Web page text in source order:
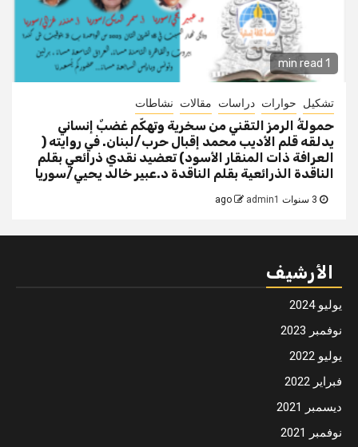
1 min read
تشكيل حوارات دراسات مقالات نشاطات
حمولةُ الرمز التقني من سخرية وتهكّم غضبٌ إنساني
يدلقه قلم الأديب محمد إقبال حرب/لبنان. في روايته (
العرافة ذات المنقار الأسود) تعضيد نقدي ذرائعي بقلم
الناقدة الذرائعية بقلم الناقدة د.عبير خالد يحيي/سوريا
admin1
الأرشيف
يوليو 2024
نوفمبر 2023
يوليو 2022
فبراير 2022
ديسمبر 2021
نوفمبر 2021